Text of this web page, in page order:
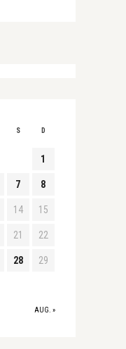
S D
AUG. »
1
7 8
14 15
21 22
28 29